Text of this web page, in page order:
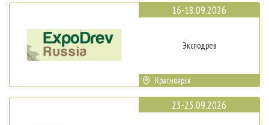
16-18.09.2026
Эксподрев
Красноярск
23-25.09.2026